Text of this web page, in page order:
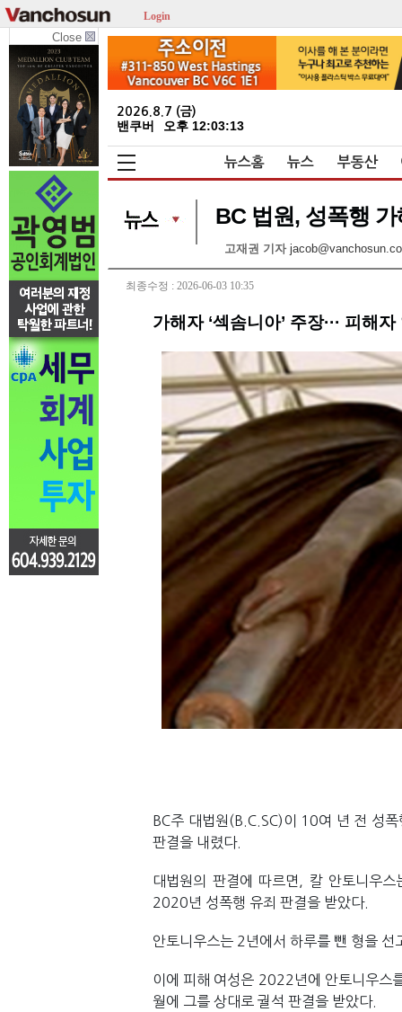
Login
Close
2026.8.7 (금)
밴쿠버 오후 12:03:13
뉴스홈 뉴스 부동산
BC 법원, 성폭행
고재권 기자
최종수정 : 2026-06-03 10:35
가해자 ‘섹솜니아’ 주장··· 피해
BC주 대법원(B.C.SC)이 10여 년 전 성
판결을 내렸다.
대법원의 판결에 따르면, 칼 안토니우
2020년 성폭행 유죄 판결을 받았다.
안토니우스는 2년에서 하루를 뺀 형을
이에 피해 여성은 2022년에 안토니우스
월에 그를 상대로 궐석 판결을 받았다.